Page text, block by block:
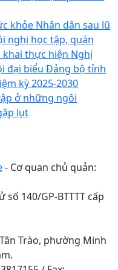
khỏe Nhân dân sau lũ
nghị học tập, quán
thực hiện Nghị
đại biểu Đảng bộ tỉnh
kỳ 2025-2030
ở những ngôi
lụt
- Cơ quan chủ quản:
140/GP-BTTTT cấp
Trào, phường Minh